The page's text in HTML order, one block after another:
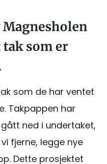
Magnesholen
tak som er
som de har ventet
Takpappen har
ned i undertaket,
fjerne, legge nye
Dette prosjektet